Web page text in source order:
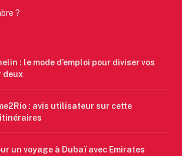
?
: le mode d’emploi pour diviser vos
deux
: avis utilisateur sur cette
un voyage à Dubaï avec Emirates